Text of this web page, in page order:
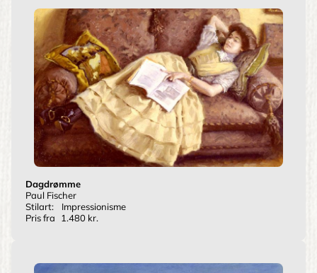
Dagdrømme
Paul Fischer
Stilart:
Impressionisme
Pris fra
1.480 kr.